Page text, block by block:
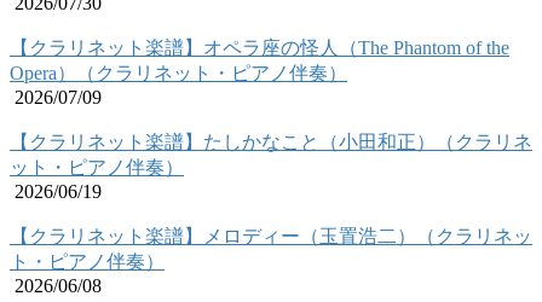
【クラリネット楽譜】オペラ座の怪人（The Phantom of the
Opera）（クラリネット・ピアノ伴奏）
2026/07/09
【クラリネット楽譜】たしかなこと（小田和正）（クラリネ
ット・ピアノ伴奏）
2026/06/19
【クラリネット楽譜】メロディー（玉置浩二）（クラリネッ
ト・ピアノ伴奏）
2026/06/08